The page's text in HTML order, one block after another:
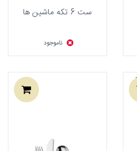
ست 6 تکه ماشین ها
ناموجود